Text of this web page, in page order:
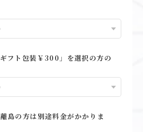
フト包装￥300」を選択の方の
島の方は別途料金がかかりま